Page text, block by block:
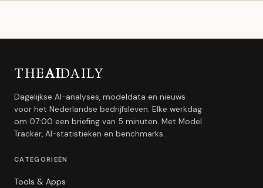
THEAIDAILY
Dagelijkse AI-analyses, modeldata en nieuws
voor het Nederlandse bedrijfsleven. Elke werkdag
om 07:00 een briefing van 5 minuten. Met Model
Tracker, AI-statistieken en benchmarks.
CATEGORIEËN
Tools & Apps